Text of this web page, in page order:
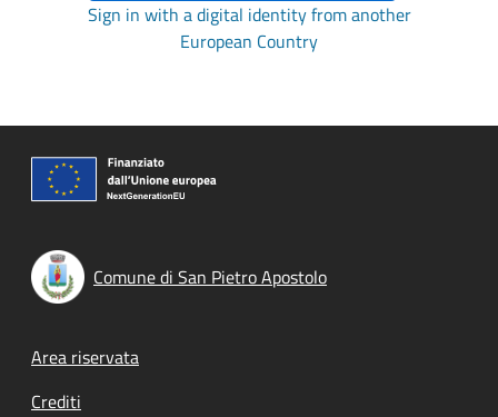
Sign in with a digital identity from another
European Country
Comune di San Pietro Apostolo
Footer menu
Area riservata
Crediti